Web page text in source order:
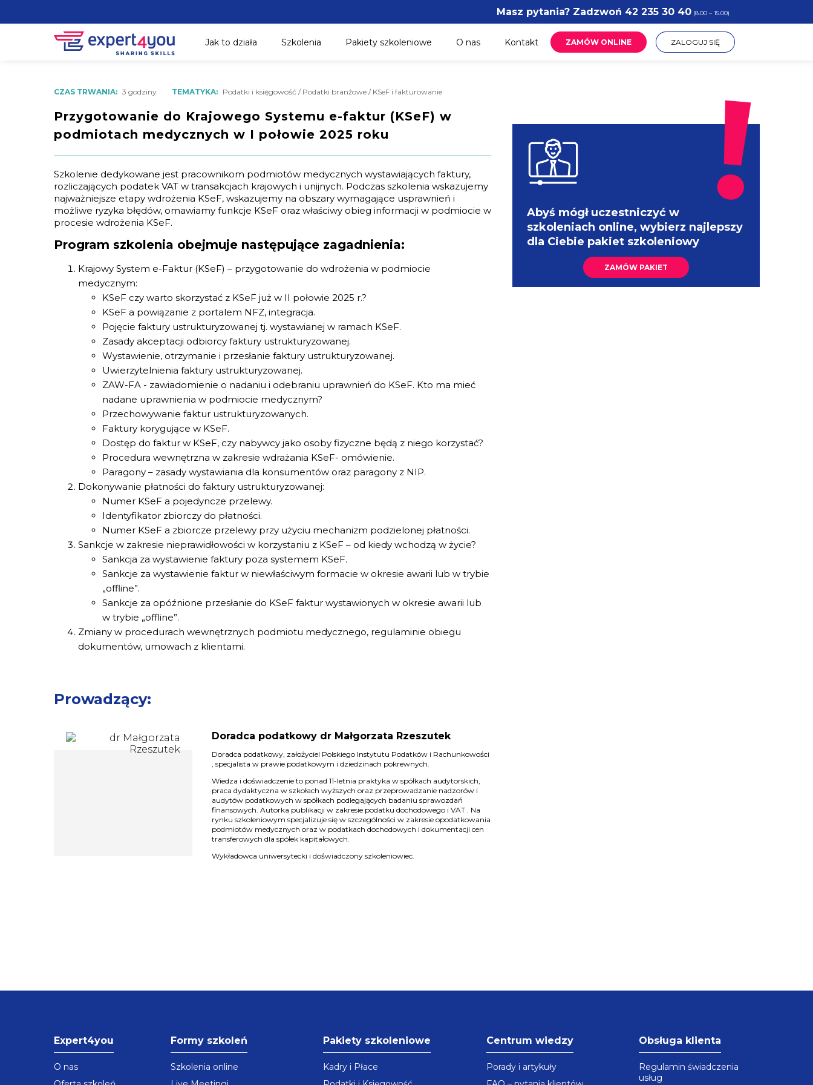
Masz pytania? Zadzwoń 42 235 30 40(8.00 – 15.00)
Jak to działa Szkolenia Pakiety szkoleniowe O nas Kontakt ZAMÓW ONLINE ZALOGUJ SIĘ
CZAS TRWANIA: 3 godziny TEMATYKA: Podatki i księgowość / Podatki branżowe / KSeF i fakturowanie
Przygotowanie do Krajowego Systemu e-faktur (KSeF) w
podmiotach medycznych w I połowie 2025 roku
Szkolenie dedykowane jest pracownikom podmiotów medycznych wystawiających faktury,
rozliczających podatek VAT w transakcjach krajowych i unijnych. Podczas szkolenia wskazujemy
najważniejsze etapy wdrożenia KSeF, wskazujemy na obszary wymagające usprawnień i
możliwe ryzyka błędów, omawiamy funkcje KSeF oraz właściwy obieg informacji w podmiocie w
procesie wdrożenia KSeF.
Program szkolenia obejmuje następujące zagadnienia:
Krajowy System e-Faktur (KSeF) – przygotowanie do wdrożenia w podmiocie
medycznym:
KSeF czy warto skorzystać z KSeF już w II połowie 2025 r.?
KSeF a powiązanie z portalem NFZ, integracja.
Pojęcie faktury ustrukturyzowanej tj. wystawianej w ramach KSeF.
Zasady akceptacji odbiorcy faktury ustrukturyzowanej.
Wystawienie, otrzymanie i przesłanie faktury ustrukturyzowanej.
Uwierzytelnienia faktury ustrukturyzowanej.
ZAW-FA - zawiadomienie o nadaniu i odebraniu uprawnień do KSeF. Kto ma mieć
nadane uprawnienia w podmiocie medycznym?
Przechowywanie faktur ustrukturyzowanych.
Faktury korygujące w KSeF.
Dostęp do faktur w KSeF, czy nabywcy jako osoby fizyczne będą z niego korzystać?
Procedura wewnętrzna w zakresie wdrażania KSeF- omówienie.
Paragony – zasady wystawiania dla konsumentów oraz paragony z NIP.
Dokonywanie płatności do faktury ustrukturyzowanej:
Numer KSeF a pojedyncze przelewy.
Identyfikator zbiorczy do płatności.
Numer KSeF a zbiorcze przelewy przy użyciu mechanizm podzielonej płatności.
Sankcje w zakresie nieprawidłowości w korzystaniu z KSeF – od kiedy wchodzą w życie?
Sankcja za wystawienie faktury poza systemem KSeF.
Sankcje za wystawienie faktur w niewłaściwym formacie w okresie awarii lub w trybie
„offline”.
Sankcje za opóźnione przesłanie do KSeF faktur wystawionych w okresie awarii lub
w trybie „offline”.
Zmiany w procedurach wewnętrznych podmiotu medycznego, regulaminie obiegu
dokumentów, umowach z klientami.
Prowadzący:
Doradca podatkowy dr Małgorzata Rzeszutek
Doradca podatkowy, założyciel Polskiego Instytutu Podatków i Rachunkowości
, specjalista w prawie podatkowym i dziedzinach pokrewnych.
Wiedza i doświadczenie to ponad 11-letnia praktyka w spółkach audytorskich,
praca dydaktyczna w szkołach wyższych oraz przeprowadzanie nadzorów i
audytów podatkowych w spółkach podlegających badaniu sprawozdań
finansowych. Autorka publikacji w zakresie podatku dochodowego i VAT . Na
rynku szkoleniowym specjalizuje się w szczególności w zakresie opodatkowania
podmiotów medycznych oraz w podatkach dochodowych i dokumentacji cen
transferowych dla spółek kapitałowych.
Wykładowca uniwersytecki i doświadczony szkoleniowiec.
Abyś mógł uczestniczyć w
szkoleniach online, wybierz najlepszy
dla Ciebie pakiet szkoleniowy
ZAMÓW PAKIET
Expert4you
O nas
Formy szkoleń
Szkolenia online
Pakiety szkoleniowe
Kadry i Płace
Centrum wiedzy
Porady i artykuły
Obsługa klienta
Regulamin świadczenia
usług